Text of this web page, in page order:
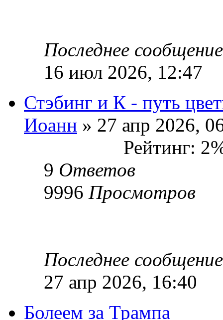
Последнее
16 июл 2026, 12:47
Стэбинг и К - путь
Иоанн » 27 апр 2026,
Рейтинг:
9 Ответов
9996 Просмотров
Последнее
27 апр 2026, 16:40
Болеем за Трампа